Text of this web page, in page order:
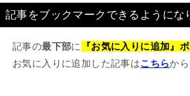
記事をブックマークできるようにな
記事の最下部に 『お気に入りに追加』
お気に入りに追加した記事はこちらか